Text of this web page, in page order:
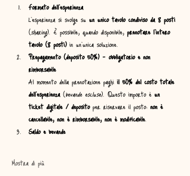
Formato dell’esperienza
L’esperienza si svolge su un unico tavolo condiviso da 8 posti
(sharing). È possibile, quando disponibile, prenotare l’intero
tavolo (8 posti) in un’unica soluzione.
Prepagamento (deposito 50%) – obbligatorio e non
rimborsabile
Al momento della prenotazione paghi il 50% del costo totale
dell’esperienza (bevande escluse). Questo importo è un
ticket digitale / deposito per riservare il posto: non è
cancellabile, non è rimborsabile, non è modificabile.
Saldo e bevande
Mostra di più